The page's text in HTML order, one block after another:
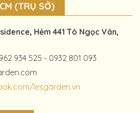
(TRỤ SỞ)
Hẻm 441 Tô Ngọc Vân,
934 525 - 0932 801 093
lesgarden.vn